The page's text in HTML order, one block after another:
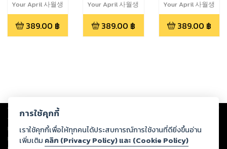
Your April 사월생
389.00 ฿
Your April 사월생
389.00 ฿
Your April 사월생
389.00 ฿
Copyright © 2026
ต่อผลงานหรือเนื้อหาใดที่อัปโหลดผ่านเว็บไซต์และปรากฏว่าละเมิดสิทธิใน
ทรัพย์สินทางปัญญาของบุคคลอื่นหรือขัดต่อกฎหมายและศีลธรรม ดังนั้น ผู้อ่าน
ทุกท่านโปรดใช้วิจารณญาณในการกลั่นกรองด้วยตนเอง และหากท่านพบว่าส่วน
การใช้คุกกี้
เราใช้คุกกี้เพื่อให้ทุกคนได้ประสบการณ์การใช้งานที่ดียิ่งขึ้นอ่าน
เพิ่มเติม คลิก (Privacy Policy) และ (Cookie Policy)